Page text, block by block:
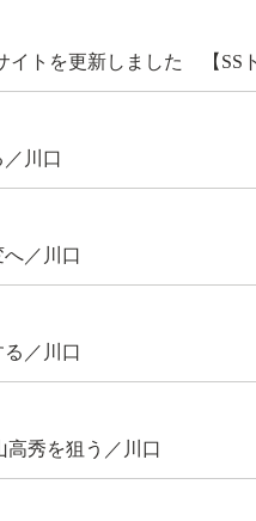
イトを更新しました 【SS
川口
／川口
／川口
高秀を狙う／川口